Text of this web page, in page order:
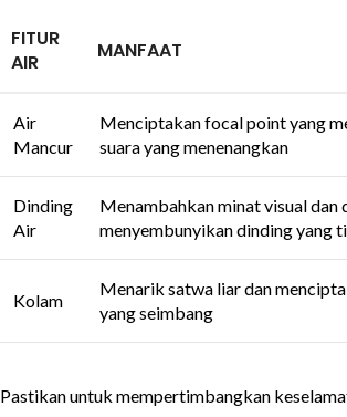
FITUR
AIR
MANFAAT
Air
Mancur
Menciptakan focal point yang
suara yang menenangkan
Dinding
Air
Menambahkan minat visual dan
menyembunyikan dinding yang
Kolam
Menarik satwa liar dan
yang seimbang
Pastikan untuk mempertimbangkan